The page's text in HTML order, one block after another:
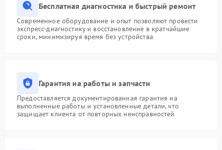
Бесплатная диагностика и быстрый ремонт
Современное оборудование и опыт позволяют провести
экспресс-диагностику и восстановление в кратчайшие
сроки, минимизируя время без устройства
Гарантия на работы и запчасти
Предоставляется документированная гарантия на
выполненные работы и установленные детали, что
защищает клиента от повторных неисправностей